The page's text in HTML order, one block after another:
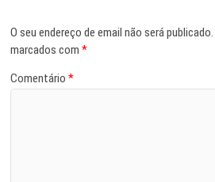
O seu endereço de email não será publicado.
marcados com*
Comentário*